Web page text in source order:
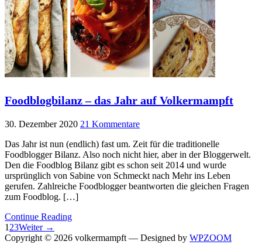
Foodblogbilanz – das Jahr auf Volkermampft
30. Dezember 2020 21 Kommentare
Das Jahr ist nun (endlich) fast um. Zeit für die traditionelle
Foodblogger Bilanz. Also noch nicht hier, aber in der Bloggerwelt.
Den die Foodblog Bilanz gibt es schon seit 2014 und wurde
ursprünglich von Sabine von Schmeckt nach Mehr ins Leben
gerufen. Zahlreiche Foodblogger beantworten die gleichen Fragen
zum Foodblog. […]
Continue Reading
1 23Weiter →
Copyright © 2026 volkermampft — Designed by WPZOOM